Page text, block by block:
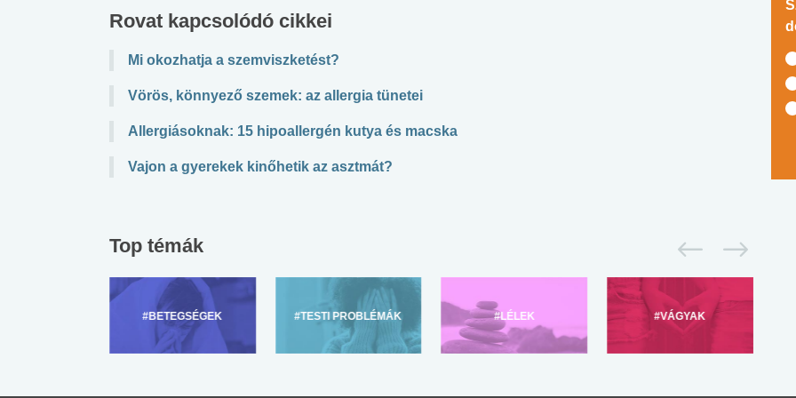
Rovat kapcsolódó cikkei
Mi okozhatja a szemviszketést?
Vörös, könnyező szemek: az allergia tünetei
Allergiásoknak: 15 hipoallergén kutya és macska
Vajon a gyerekek kinőhetik az asztmát?
Top témák
#BETEGSÉGEK #TESTI PROBLÉMÁK #LÉLEK #VÁGYAK